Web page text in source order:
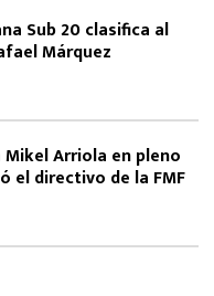
Sub 20 clasifica al
Márquez
Arriola en pleno
el directivo de la FMF